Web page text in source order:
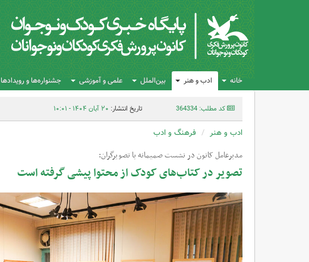
خانه ادب و هنر بین‌الملل علمی و آموزشی جشنواره‌ها و رویدادها
کد مطلب: 364334 تاریخ انتشار: ۲۰ آبان ۱۴۰۴ - ۱۰:۰۱
ادب و هنر فرهنگ و ادب
مدیرعامل کانون در نشست صمیمانه با تصویرگران:
تصویر در کتاب‌های کودک از محتوا پیشی گرفته است